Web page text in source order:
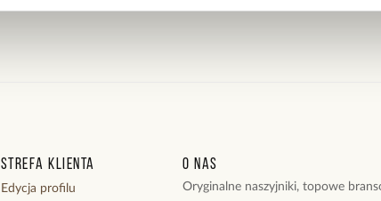
Strefa klienta
Edycja profilu
O nas
Oryginalne naszyjniki, topowe